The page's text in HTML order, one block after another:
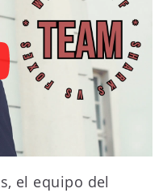
el equipo del